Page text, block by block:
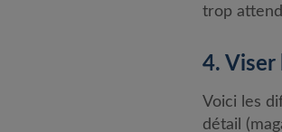
trop
4. Viser
Voici les
détail